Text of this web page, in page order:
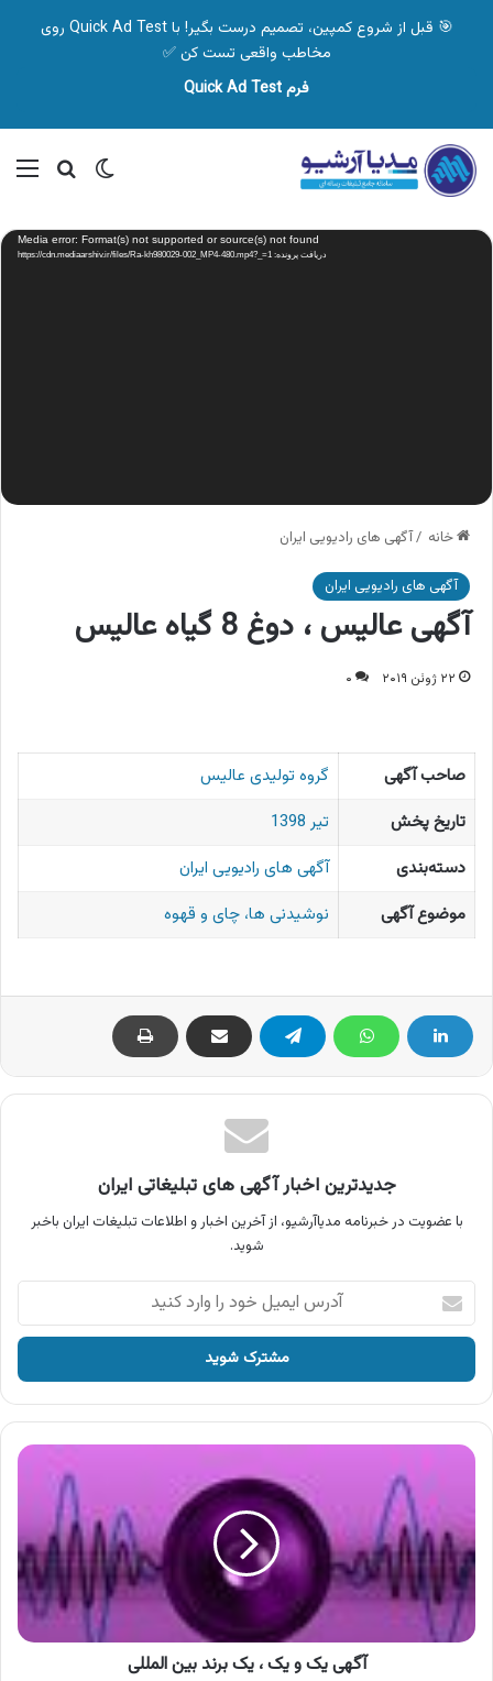
🎯 قبل از شروع کمپین، تصمیم درست بگیر! با Quick Ad Test روی
مخاطب واقعی تست کن ✅
فرم Quick Ad Test
تغییر پوسته
نمایشگر
ویدیو Media error: Format(s) not supported or source(s) not found
دریافت پرونده: https://cdn.mediaarshiv.ir/files/Ra-kh980029-002_MP4-480.mp4?_=1
خانه /آگهی های رادیویی ایران
آگهی های رادیویی ایران
آگهی عالیس ، دوغ 8 گیاه عالیس
۲۲ ژوئن ۲۰۱۹ ۰
صاحب آگهی
گروه تولیدی عالیس
تاریخ پخش
تیر 1398
دسته‌بندی
آگهی های رادیویی ایران
موضوع آگهی
نوشیدنی ها، چای و قهوه
جدیدترین اخبار آگهی های تبلیغاتی ایران
با عضویت در خبرنامه مدیاآرشیو، از آخرین اخبار و اطلاعات تبلیغات ایران باخبر
شوید.
آدرس
ایمیل
خود
وارد
کنید
آگهی
یک
،
یک
برند
بین
المللی
آگهی یک و یک ، یک برند بین المللی